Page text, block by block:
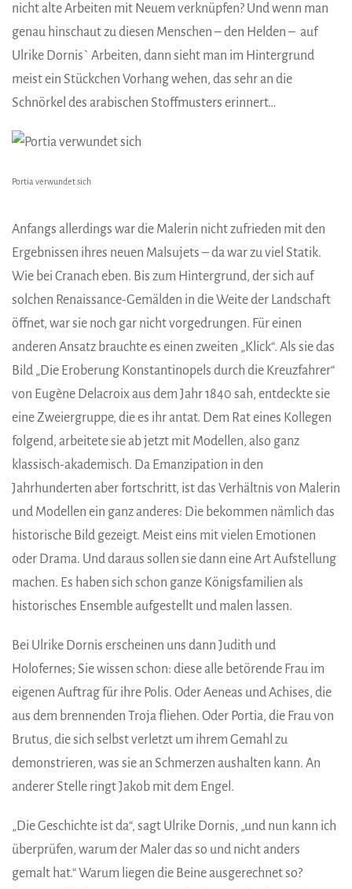
nicht alte Arbeiten mit Neuem verknüpfen? Und wenn man
genau hinschaut zu diesen Menschen – den Helden – auf
Ulrike Dornis` Arbeiten, dann sieht man im Hintergrund
meist ein Stückchen Vorhang wehen, das sehr an die
Schnörkel des arabischen Stoffmusters erinnert…
Portia verwundet sich
Anfangs allerdings war die Malerin nicht zufrieden mit den
Ergebnissen ihres neuen Malsujets – da war zu viel Statik.
Wie bei Cranach eben. Bis zum Hintergrund, der sich auf
solchen Renaissance-Gemälden in die Weite der Landschaft
öffnet, war sie noch gar nicht vorgedrungen. Für einen
anderen Ansatz brauchte es einen zweiten „Klick“. Als sie das
Bild „Die Eroberung Konstantinopels durch die Kreuzfahrer“
von Eugène Delacroix aus dem Jahr 1840 sah, entdeckte sie
eine Zweiergruppe, die es ihr antat. Dem Rat eines Kollegen
folgend, arbeitete sie ab jetzt mit Modellen, also ganz
klassisch-akademisch. Da Emanzipation in den
Jahrhunderten aber fortschritt, ist das Verhältnis von Malerin
und Modellen ein ganz anderes: Die bekommen nämlich das
historische Bild gezeigt. Meist eins mit vielen Emotionen
oder Drama. Und daraus sollen sie dann eine Art Aufstellung
machen. Es haben sich schon ganze Königsfamilien als
historisches Ensemble aufgestellt und malen lassen.
Bei Ulrike Dornis erscheinen uns dann Judith und
Holofernes; Sie wissen schon: diese alle betörende Frau im
eigenen Auftrag für ihre Polis. Oder Aeneas und Achises, die
aus dem brennenden Troja fliehen. Oder Portia, die Frau von
Brutus, die sich selbst verletzt um ihrem Gemahl zu
demonstrieren, was sie an Schmerzen aushalten kann. An
anderer Stelle ringt Jakob mit dem Engel.
„Die Geschichte ist da“, sagt Ulrike Dornis, „und nun kann ich
überprüfen, warum der Maler das so und nicht anders
gemalt hat.“ Warum liegen die Beine ausgerechnet so?